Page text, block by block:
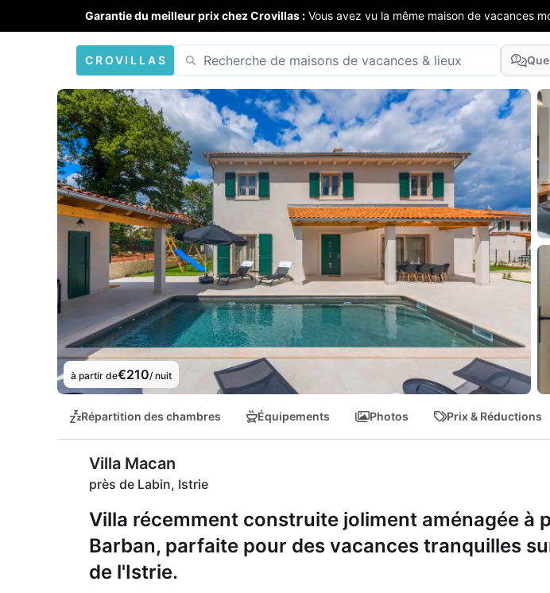
Garantie du meilleur prix chez Crovillas : Vous avez vu la même maison de vacances
CROVILLAS
à partir de€210/ nuit
Répartition des chambres Équipements Photos Prix & Réductions
Villa Macan
près de Labin, Istrie
Villa récemment construite joliment aménagée à
Barban, parfaite pour des vacances tranquilles
de l'Istrie.